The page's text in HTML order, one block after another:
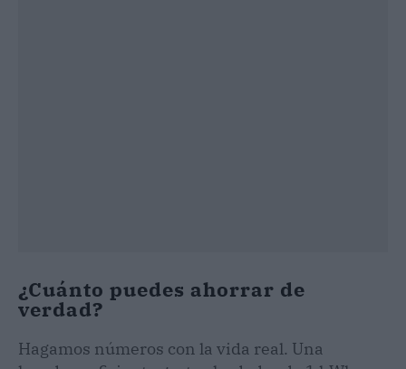
¿Cuánto puedes ahorrar de
verdad?
Hagamos números con la vida real. Una